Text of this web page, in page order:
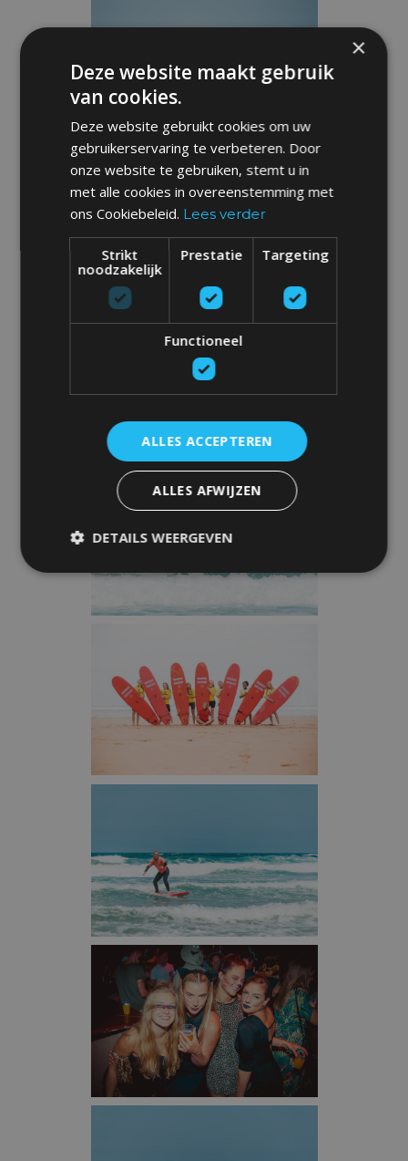
×
Deze website maakt gebruik
van cookies.
Deze website gebruikt cookies om uw
gebruikerservaring te verbeteren. Door
onze website te gebruiken, stemt u in
met alle cookies in overeenstemming met
ons Cookiebeleid. Lees verder
Strikt
noodzakelijk
Prestatie Targeting
Functioneel
ALLES ACCEPTEREN
ALLES AFWIJZEN
DETAILS WEERGEVEN